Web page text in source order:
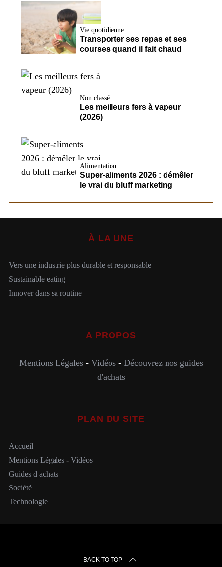
Vie quotidienne
Transporter ses repas et ses
courses quand il fait chaud
Non classé
Les meilleurs fers à vapeur
(2026)
Alimentation
Super-aliments 2026 : démêler
le vrai du bluff marketing
À LA UNE
Vers une industrie plus durable et responsable
Sustainable eating
Innover dans sa routine
A PROPOS
Mentions Légales- Vidéos- Découvrez nos guides
d'achats
PLAN DU SITE
Accueil
Mentions Légales- Vidéos
Guides d achats
Société
Technologie
BACK TO TOP